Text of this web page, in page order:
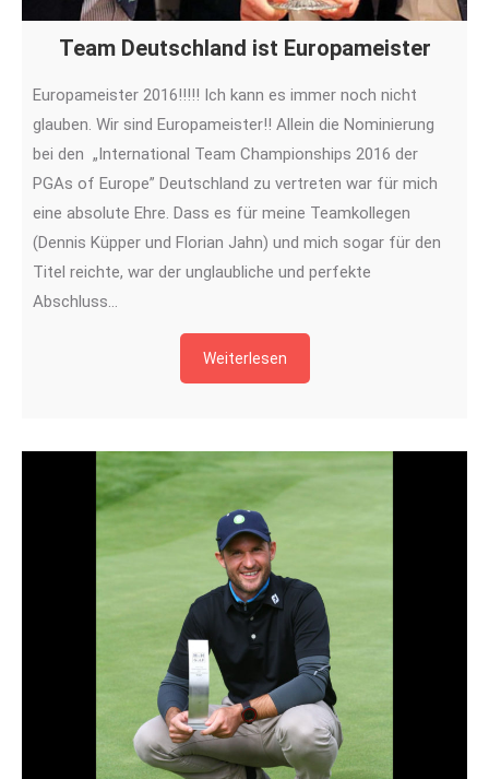
Team Deutschland ist Europameister
Europameister 2016!!!!! Ich kann es immer noch nicht
glauben. Wir sind Europameister!! Allein die Nominierung
bei den „International Team Championships 2016 der
PGAs of Europe” Deutschland zu vertreten war für mich
eine absolute Ehre. Dass es für meine Teamkollegen
(Dennis Küpper und Florian Jahn) und mich sogar für den
Titel reichte, war der unglaubliche und perfekte
Abschluss…
Weiterlesen